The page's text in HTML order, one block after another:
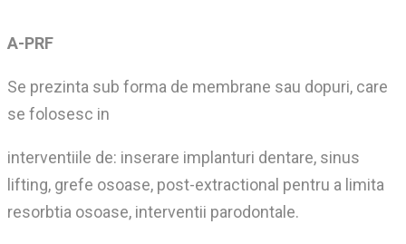
A-PRF
Se prezinta sub forma de membrane sau dopuri, care
se folosesc in
interventiile de: inserare implanturi dentare, sinus
lifting, grefe osoase, post-extractional pentru a limita
resorbtia osoase, interventii parodontale.